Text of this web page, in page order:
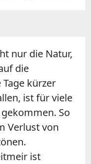
nur die Natur,
die
kürzer
ist für viele
So
Verlust von
ist